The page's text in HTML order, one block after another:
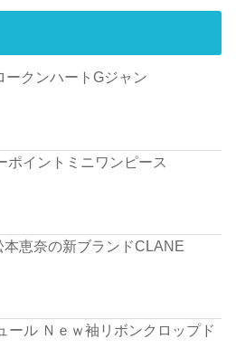
ークンハートGジャン
ポイントミニワンピース
本恵奈の新ブランドCLANE
ール Ｎｅｗ袖リボンクロップド